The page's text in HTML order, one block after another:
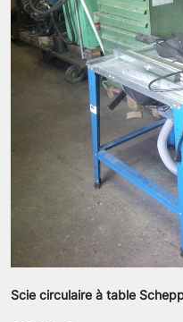
Scie circulaire à table